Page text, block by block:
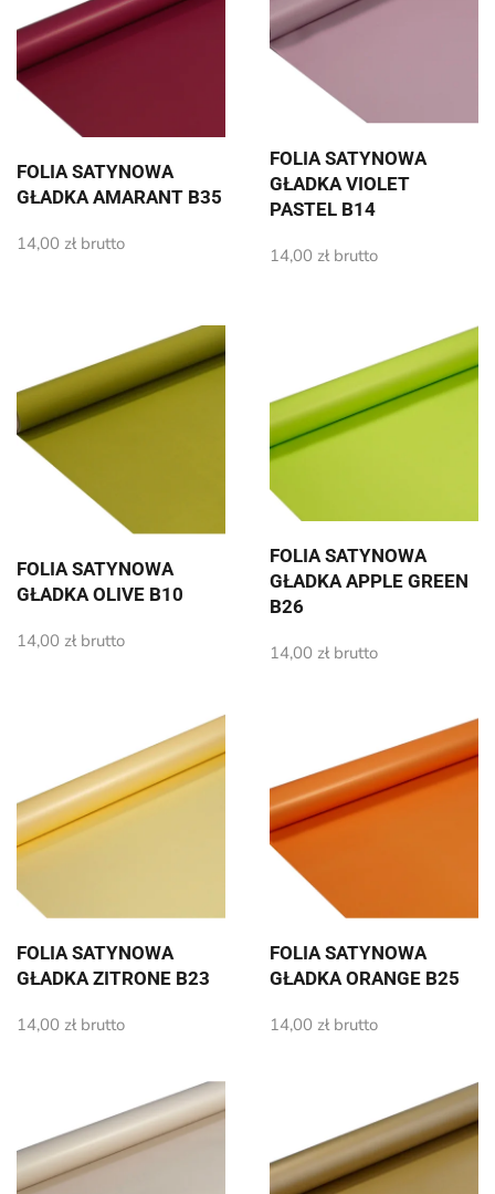
FOLIA SATYNOWA
GŁADKA AMARANT B35
14,00 złbrutto
FOLIA SATYNOWA
GŁADKA VIOLET
PASTEL B14
14,00 złbrutto
FOLIA SATYNOWA
GŁADKA OLIVE B10
14,00 złbrutto
FOLIA SATYNOWA
GŁADKA APPLE GREEN
B26
14,00 złbrutto
FOLIA SATYNOWA
GŁADKA ZITRONE B23
14,00 złbrutto
FOLIA SATYNOWA
GŁADKA ORANGE B25
14,00 złbrutto